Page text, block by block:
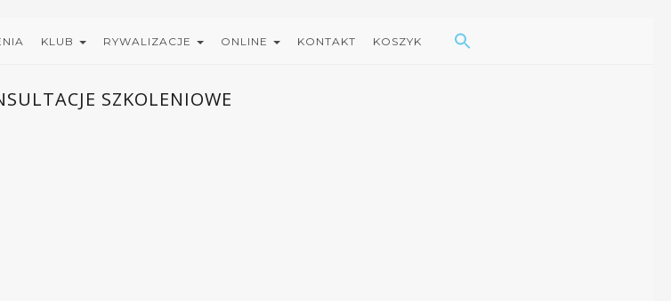
KLUB RYWALIZACJE ONLINE KONTAKT KOSZYK
Search
for:
SZKOLENIOWE